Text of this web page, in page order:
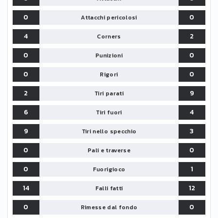
0
Attacchi pericolosi
0
4
Corners
2
0
Punizioni
0
0
Rigori
0
2
Tiri parati
9
6
Tiri fuori
4
9
Tiri nello specchio
3
0
Pali e traverse
0
0
Fuorigioco
1
14
Falli fatti
12
0
Rimesse dal fondo
0